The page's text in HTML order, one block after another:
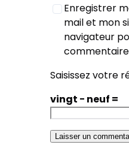
Enregistrer
mail et mon
navigateur
Saisissez votre
vingt − neuf =